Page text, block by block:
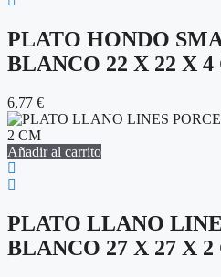
PLATO HONDO
BLANCO 22 X 22 X 4
6,77 €
Añadir al carrito
PLATO LLANO
BLANCO 27 X 27 X 2